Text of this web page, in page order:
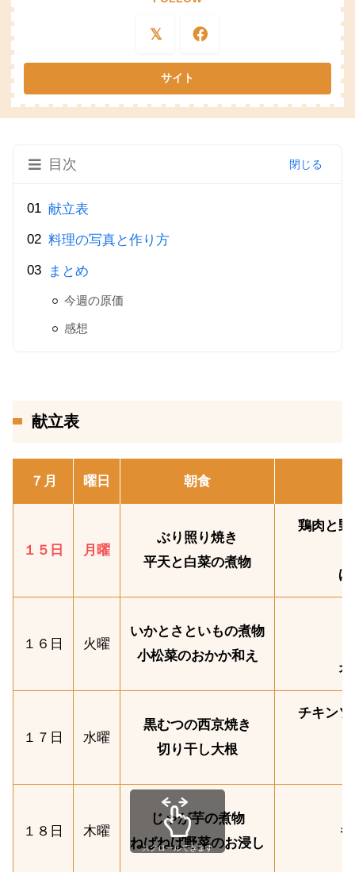
目次
献立表
料理の写真と作り方
まとめ
今週の原価
感想
献立表
７月 曜日 朝食
１５日 月曜
ぶり照り焼き
平天と白菜の煮物
鶏肉と
１６日 火曜
いかとさといもの煮物
小松菜のおかか和え
１７日 水曜
黒むつの西京焼き
切り干し大根
チキン
１８日 木曜
じゃが芋の煮物
ねばねば野菜のお浸し
スクロールできます